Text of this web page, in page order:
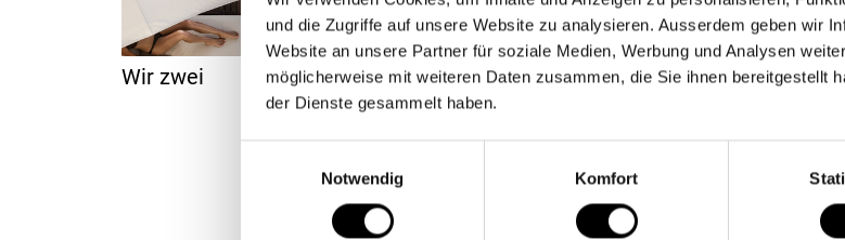
und die Zugriffe auf unsere Website zu analysieren. Ausserdem geben wir
Website an unsere Partner für soziale Medien, Werbung und Analysen
möglicherweise mit weiteren Daten zusammen, die Sie ihnen bereitgestellt
der Dienste gesammelt haben.
Notwendig
Komfort
Wir zwei Verlobung